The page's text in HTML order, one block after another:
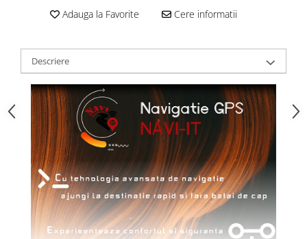
Adauga la Favorite Cere informatii
Descriere